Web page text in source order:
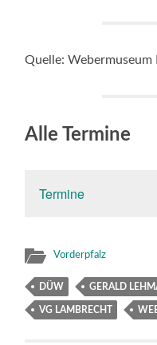
Quelle: Webermuseum
Alle Termine
Termine
Vorderpfalz
DÜW GERALD
VG LAMBRECHT